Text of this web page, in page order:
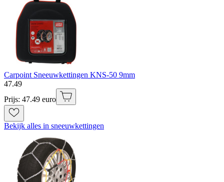
Carpoint Sneeuwkettingen KNS-50 9mm
47.49
Prijs: 47.49 euro
Bekijk alles in sneeuwkettingen